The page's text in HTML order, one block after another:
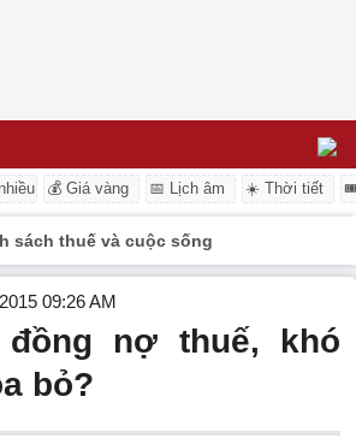
💰 Giá vàng 📅 Lịch âm ☀️ Thời tiết
sách thuế và cuộc sống
09:26 AM
đồng nợ thuế, khó
bỏ?